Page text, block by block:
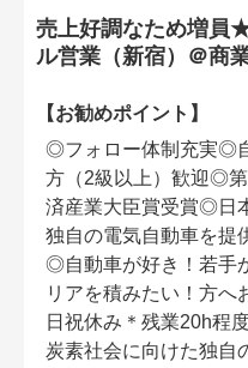
売上好調なため増員
ル営業（新宿）＠商
【お勧めポイント】
◎フォロー体制充実◎
方（2級以上）歓迎◎
済産業大臣賞受賞◎日
独自の電気自動車を提
◎自動車が好き！若手
リアを積みたい！方
日祝休み＊残業20h程
炭素社会に向けた独自